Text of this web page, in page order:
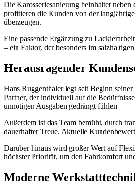
Die Karosseriesanierung beinhaltet
profitieren die Kunden von der
überzeugen.
Eine passende Ergänzung zu
– ein Faktor, der besonders im
Herausragender
Hans Ruggenthaler legt seit Beginn
Partner, der individuell auf die
unnötigen Ausgaben gedrängt fühlen.
Außerdem ist das Team bemüht, durch
dauerhafter Treue. Aktuelle
Darüber hinaus wird großer Wert auf
höchster Priorität, um den Fahrkomfort
Moderne